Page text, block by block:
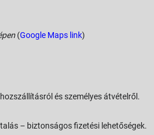
(Google Maps link)
és személyes átvételről.
– biztonságos fizetési lehetőségek.